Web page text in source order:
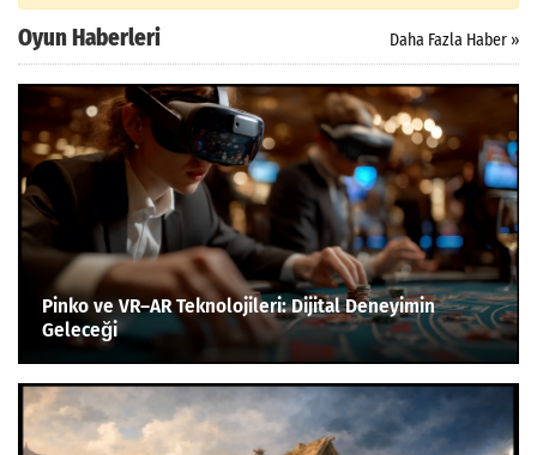
Oyun Haberleri Daha Fazla Haber »
Pinko ve VR–AR Teknolojileri: Dijital Deneyimin
Geleceği